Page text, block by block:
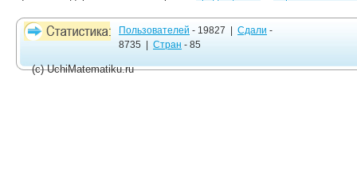
Пользователей - 19827 | Сдали -
8735 | Стран - 85
(c) UchiMatematiku.ru